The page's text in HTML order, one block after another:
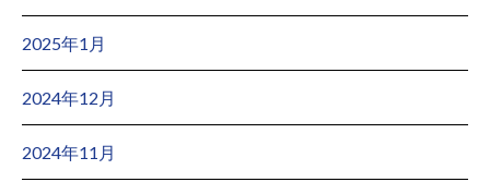
2025年1月
2024年12月
2024年11月